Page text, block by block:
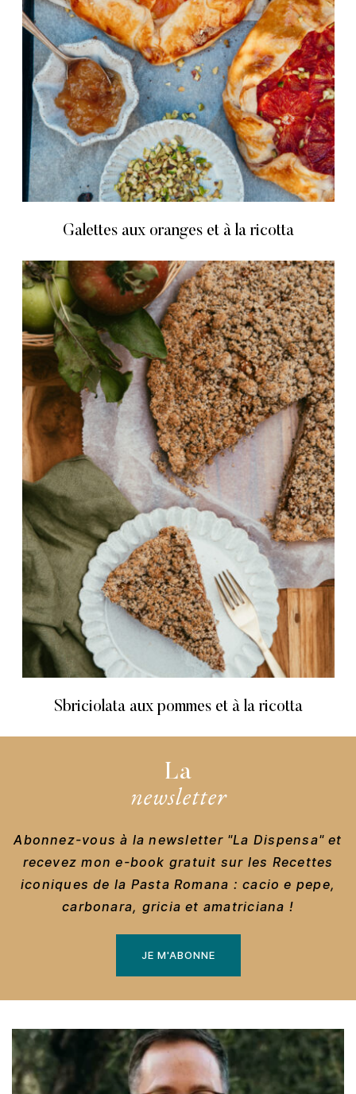
Galettes aux oranges et à la ricotta
Sbriciolata aux pommes et à la ricotta
La
newsletter
Abonnez-vous à la newsletter "La Dispensa" et
recevez mon e-book gratuit sur les Recettes
iconiques de la Pasta Romana : cacio e pepe,
carbonara, gricia et amatriciana !
JE M'ABONNE